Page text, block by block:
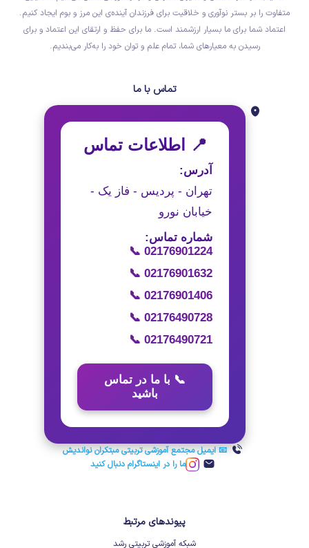
متفاوت را بر بستر نوآوری و خلاقیت برای فرزندان آینده‌ی این مرز و بوم ایجاد کنیم.
اعتماد شما برای ما بسیار ارزشمند است. ما برای حفظ و ارتقای این اعتماد و برای
رسیدن به معیارهای شما، تمام علم و توان خود را به‌کار می‌بندیم.
تماس با ما
📍 اطلاعات تماس
آدرس:
تهران - پردیس - فاز یک -
خیابان نورو
شماره تماس:
📞 02176901224
📞 02176901632
📞 02176901406
📞 02176490728
📞 02176490721
📞 با ما در تماس
باشید
📧 ایمیل مجتمع آموزشی تربیتی مبتکران نواندیش
ما را در اینستاگرام دنبال کنید
پیوندهای مرتبط
شبکه آموزشی تربیتی رشد